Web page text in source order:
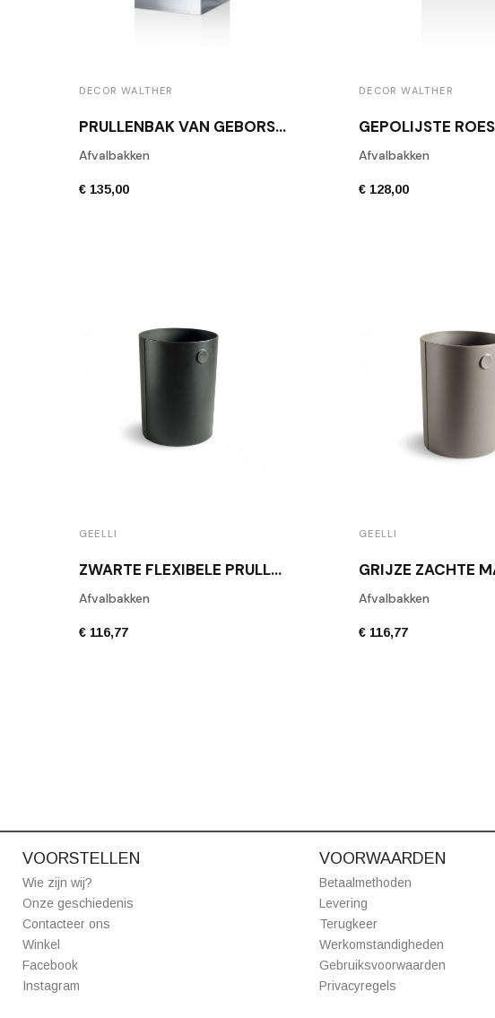
DECOR WALTHER
PRULLENBAK VAN GEBORSTELD ROESTVRIJ STAAL DW112
Afvalbakken
€ 135,00
DECOR WALTHER
Afvalbakken
€ 128,00
GEELLI
ZWARTE FLEXIBELE PRULLENBAK MAG GCO-MAG/C01
Afvalbakken
€ 116,77
GEELLI
Afvalbakken
€ 116,77
VOORSTELLEN
Wie zijn wij?
Onze geschiedenis
Contacteer ons
Winkel
Facebook
Instagram
VOORWAARDEN
Betaalmethoden
Levering
Terugkeer
Werkomstandigheden
Gebruiksvoorwaarden
Privacyregels